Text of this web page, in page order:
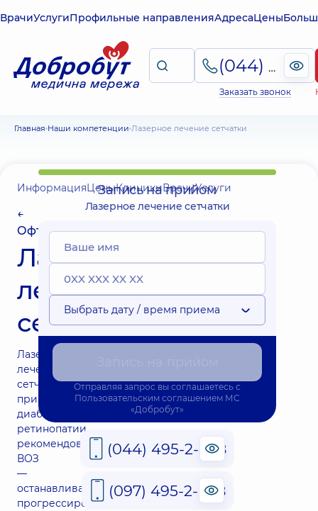
ВрачиУслугиПрофильные направленияАдресаЦены
(044) 495-2-888
Заказать звонок
Главная Наши компетенции Лазерное лечение сетчатки
ИнформацияЦеныКлиникиВрачиУслуги
←
Офтальмология
Лазерное
лечение
сетчатки
Лазерное
лечение
сетчатки
при
диабетической
ретинопатии
рекомендовано
ВОЗ
—
останавливает
прогрессирование
Запись на прийом
Лазерное лечение сетчатки
Выбрать дату / время приема
Отправляя запрос вы соглашаетесь с
Пользовательским соглашением МС
«Добробут»
(044) 495-2-888
(097) 495-2-888